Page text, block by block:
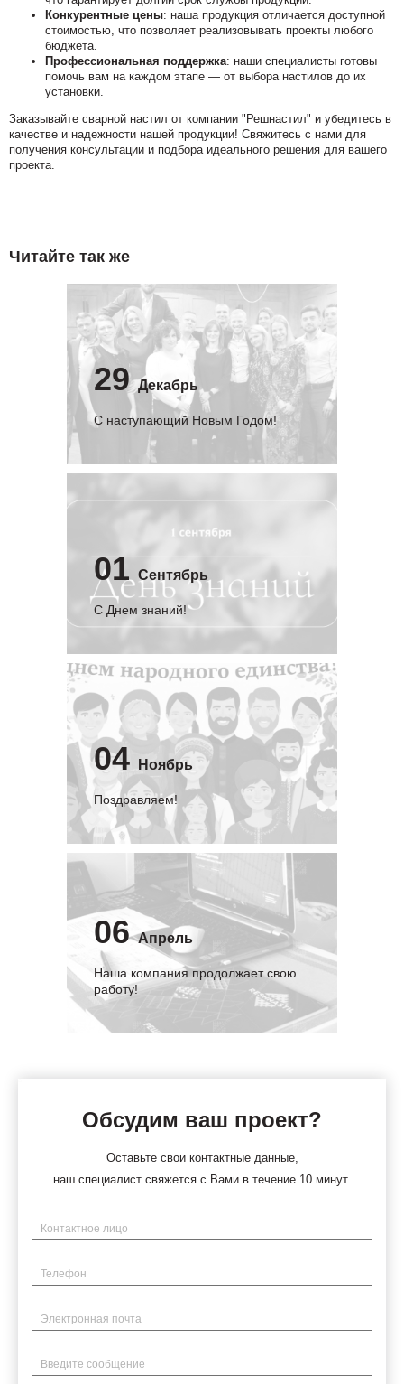
Конкурентные цены: наша продукция отличается доступной
стоимостью, что позволяет реализовывать проекты любого
бюджета.
Профессиональная поддержка: наши специалисты готовы
помочь вам на каждом этапе — от выбора настилов до их
установки.
Заказывайте сварной настил от компании "Решнастил" и убедитесь в
качестве и надежности нашей продукции! Свяжитесь с нами для
получения консультации и подбора идеального решения для вашего
проекта.
Читайте так же
29 Декабрь
С наступающий Новым Годом!
01 Сентябрь
C Днем знаний!
04 Ноябрь
Поздравляем!
06 Апрель
Наша компания продолжает свою
работу!
Обсудим ваш проект?
Оставьте свои контактные данные,
наш специалист свяжется с Вами в течение 10 минут.
Имя
Телефон
Электронная почта
Введите сообщение